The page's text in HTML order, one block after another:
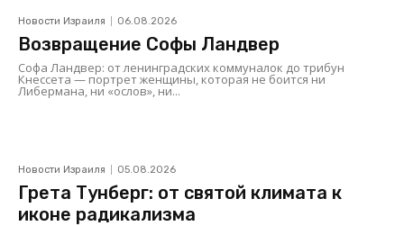
Новости Израиля 06.08.2026
Возвращение Софы Ландвер
Софа Ландвер: от ленинградских коммуналок до трибун
Кнессета — портрет женщины, которая не боится ни
Либермана, ни «ослов», ни...
Новости Израиля 05.08.2026
Грета Тунберг: от святой климата к
иконе радикализма